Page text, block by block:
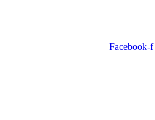
Facebook-f